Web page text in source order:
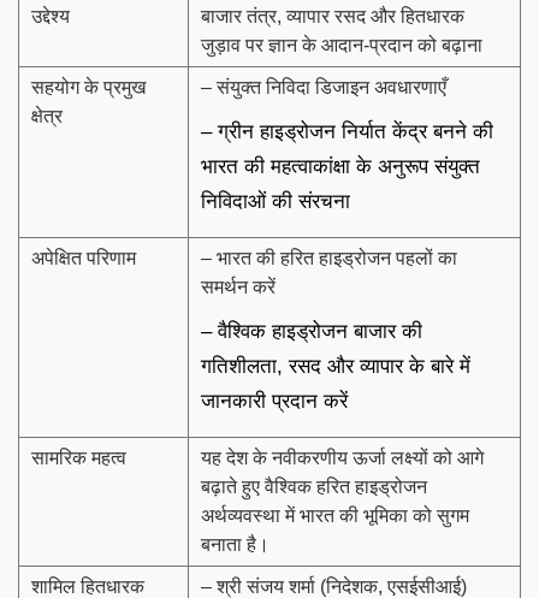
उद्देश्य
बाजार तंत्र, व्यापार रसद और हितधारक
जुड़ाव पर ज्ञान के आदान-प्रदान को बढ़ाना
सहयोग के प्रमुख
क्षेत्र
– संयुक्त निविदा डिजाइन अवधारणाएँ
– ग्रीन हाइड्रोजन निर्यात केंद्र बनने की
भारत की महत्वाकांक्षा के अनुरूप संयुक्त
निविदाओं की संरचना
अपेक्षित परिणाम
– भारत की हरित हाइड्रोजन पहलों का
समर्थन करें
– वैश्विक हाइड्रोजन बाजार की
गतिशीलता, रसद और व्यापार के बारे में
जानकारी प्रदान करें
सामरिक महत्व
यह देश के नवीकरणीय ऊर्जा लक्ष्यों को आगे
बढ़ाते हुए वैश्विक हरित हाइड्रोजन
अर्थव्यवस्था में भारत की भूमिका को सुगम
बनाता है।
शामिल हितधारक – श्री संजय शर्मा (निदेशक, एसईसीआई)